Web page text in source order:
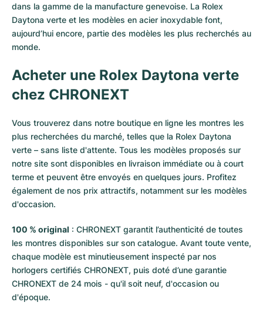
dans la gamme de la manufacture genevoise. La Rolex
Daytona verte et les modèles en acier inoxydable font,
aujourd’hui encore, partie des modèles les plus recherchés au
monde.
Acheter une Rolex Daytona verte
chez CHRONEXT
Vous trouverez dans notre boutique en ligne les montres les
plus recherchées du marché, telles que la Rolex Daytona
verte – sans liste d'attente. Tous les modèles proposés sur
notre site sont disponibles en livraison immédiate ou à court
terme et peuvent être envoyés en quelques jours. Profitez
également de nos prix attractifs, notamment sur les modèles
d'occasion.
100 % original : CHRONEXT garantit l’authenticité de toutes
les montres disponibles sur son catalogue. Avant toute vente,
chaque modèle est minutieusement inspecté par nos
horlogers certifiés CHRONEXT, puis doté d’une garantie
CHRONEXT de 24 mois - qu'il soit neuf, d'occasion ou
d'époque.